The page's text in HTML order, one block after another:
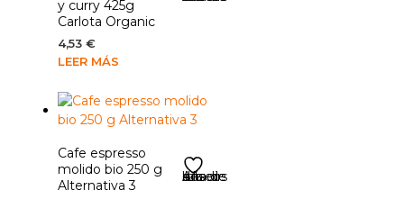
y curry 425g
Carlota Organic
4,53€
LEER MÁS
Añadir a la lista de deseos
Cafe espresso
molido bio 250 g
Alternativa 3